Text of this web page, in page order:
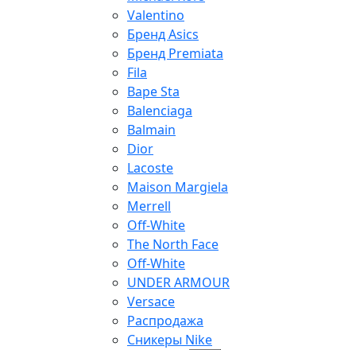
Valentino
Бренд Asics
Бренд Premiata
Fila
Bape Sta
Balenciaga
Balmain
Dior
Lacoste
Maison Margiela
Merrell
Off-White
The North Face
Off-White
UNDER ARMOUR
Versace
Распродажа
Сникеры Nike